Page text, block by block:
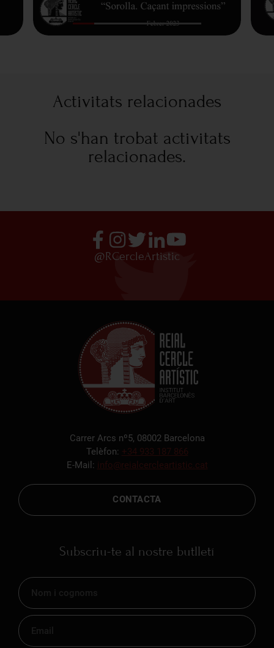
Activitats relacionades
No s'han trobat activitats
relacionades.
@RCercleArtistic
Carrer Arcs nº5, 08002 Barcelona
Telèfon: +34 933 187 866
E-Mail: info@reialcercleartistic.cat
CONTACTA
Subscriu-te al nostre butlletí